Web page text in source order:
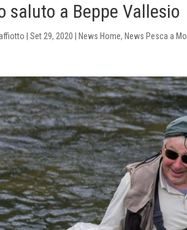
saluto a Beppe Vallesio
|Set 29, 2020 News Home, News Pesca a